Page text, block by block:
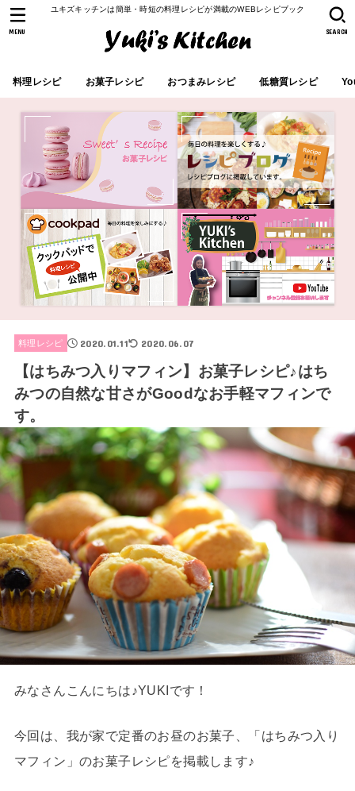
ユキズキッチンは簡単・時短の料理レシピが満載のWEBレシピブック
料理レシピ お菓子レシピ おつまみレシピ 低糖質レシピ
SEARCH
MENU
料理レシピ 2020.01.11 2020.06.07
【はちみつ入りマフィン】お菓子レシピ♪はち
みつの自然な甘さがGoodなお手軽マフィンで
す。
みなさんこんにちは♪YUKIです！
今回は、我が家で定番のお昼のお菓子、「はちみつ入り
マフィン」のお菓子レシピを掲載します♪